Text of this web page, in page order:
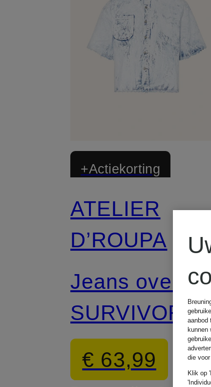
+Actiekorting
ATELIER
D’ROUPA
Jeans
SURVIVOR
€ 63,99
aanbod
kunnen
die
Klik op